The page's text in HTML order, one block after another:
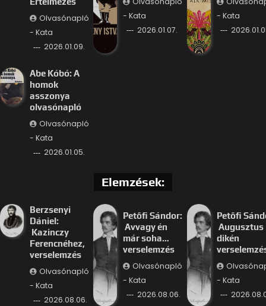
Olvasónapló
- Kata
2026.01.09.
- Kata
2026.01.07.
- Kata
Abe Kóbó: A
homok
asszonya
olvasónapló
Olvasónapló
- Kata
2026.01.05.
Elemzések:
Berzsenyi
Dániel:
Kazinczy
Ferencnéhez,
verselemzés
Olvasónapló
- Kata
2026.08.06.
Petőfi Sándor:
Avvagy én
már soha…
verselemzés
Olvasónapló
- Kata
2026.08.06.
Petőfi
Augusztus
dikén
- Kata